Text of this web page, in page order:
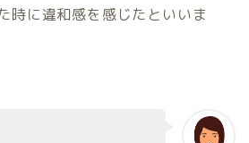
時に違和感を感じたといいま